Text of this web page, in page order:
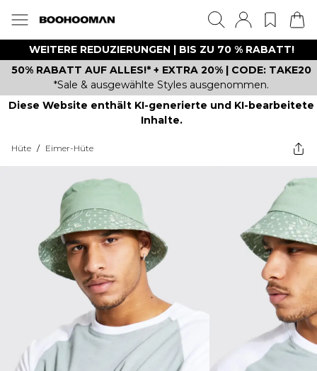
WEITERE REDUZIERUNGEN | BIS ZU 70 % RABATT!
50% RABATT AUF ALLES!* + EXTRA 20% | CODE: TAKE20
*Sale & ausgewählte Styles ausgenommen.
Diese Website enthält KI-generierte und KI-bearbeitete
Inhalte.
Hüte / Eimer-Hüte